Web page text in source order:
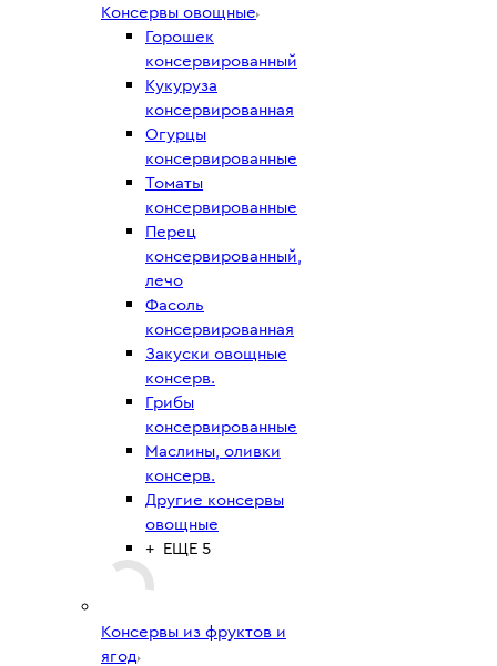
Консервы овощные
Горошек
консервированный
Кукуруза
консервированная
Огурцы
консервированные
Томаты
консервированные
Перец
консервированный,
лечо
Фасоль
консервированная
Закуски овощные
консерв.
Грибы
консервированные
Маслины, оливки
консерв.
Другие консервы
овощные
+ ЕЩЕ 5
Консервы из фруктов и
ягод